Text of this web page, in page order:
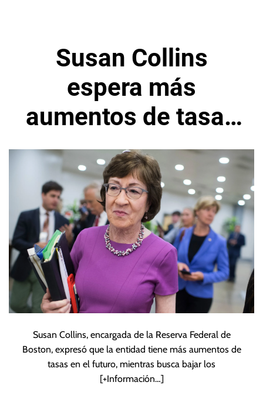
Susan Collins
espera más
aumentos de tasas
de Interés de la Fed
Susan Collins, encargada de la Reserva Federal de
Boston, expresó que la entidad tiene más aumentos de
tasas en el futuro, mientras busca bajar los
[+Información…]